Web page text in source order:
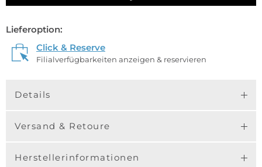
Lieferoption:
Click & Reserve
Filialverfügbarkeiten anzeigen & reservieren
Details
Versand & Retoure
Herstellerinformationen